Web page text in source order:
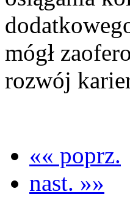
mógł
rozwój
«« poprz.
nast. »»